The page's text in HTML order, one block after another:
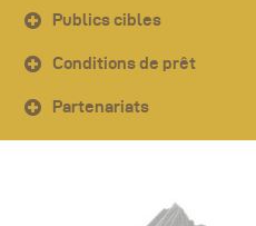
Publics cibles
Conditions de prêt
Partenariats